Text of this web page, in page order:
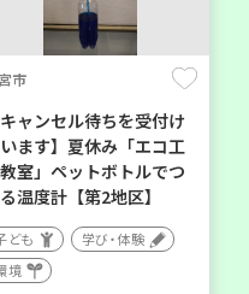
市
キャンセル待ちを受付け
ます】夏休み「エコ工
室」ペットボトルでつ
温度計【第2地区】
ども
学び・体験
境